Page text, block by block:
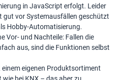
in JavaScript erfolgt. Leider
gut vor Systemausfällen geschützt
Hobby-Automatisierung.
Vor- und Nachteile: Fallen die
aus, sind die Funktionen selbst
eigenen Produktsortiment